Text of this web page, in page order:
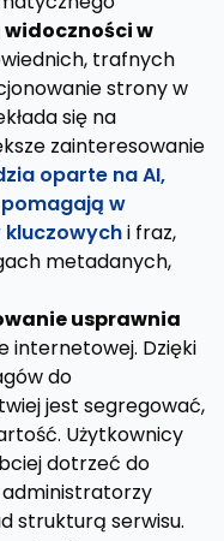
w
trafnych
strony w
się na
zainteresowanie
oparte na AI,
pomagają w
kluczowychi fraz,
metadanych,
usprawnia
internetowej. Dzięki
do
jest segregować,
Użytkownicy
dotrzeć do
strukturą serwisu.